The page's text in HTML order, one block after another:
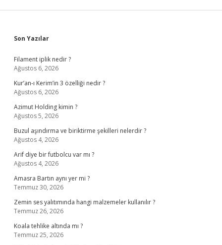
Sidebar
Son Yazılar
Filament iplik nedir ?
Ağustos 6, 2026
Kur’an-ı Kerim’in 3 özelliği nedir ?
Ağustos 6, 2026
Azimut Holding kimin ?
Ağustos 5, 2026
Buzul aşındırma ve biriktirme şekilleri nelerdir ?
Ağustos 4, 2026
Arif diye bir futbolcu var mı ?
Ağustos 4, 2026
Amasra Bartın aynı yer mi ?
Temmuz 30, 2026
Zemin ses yalıtımında hangi malzemeler kullanılır ?
Temmuz 26, 2026
Koala tehlike altında mı ?
Temmuz 25, 2026